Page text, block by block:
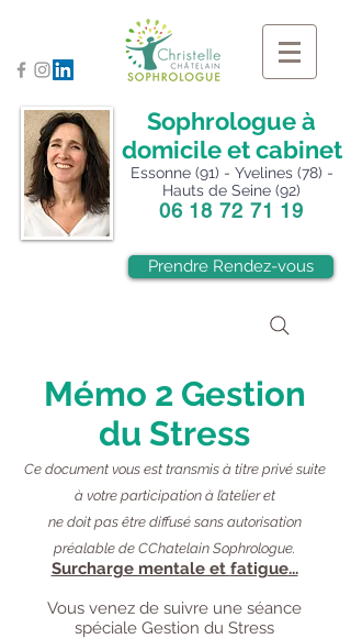
Sophrologue à
domicile et cabinet
Essonne (91) - Yvelines (78) -
Hauts de Seine (92)
06 18 72 71 19
Prendre Rendez-vous
Mémo 2 Gestion
du Stress
Ce document vous est transmis à titre privé suite
à votre participation à l’atelieret
ne doit pas être diffusé sans autorisation
préalable de CChatelain Sophrologue.
Surcharge mentale et fatigue...
Vous venez de suivre une séance
spéciale Gestion du Stress